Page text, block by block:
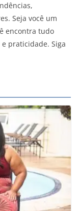
Seja você um
encontra tudo
praticidade. Siga